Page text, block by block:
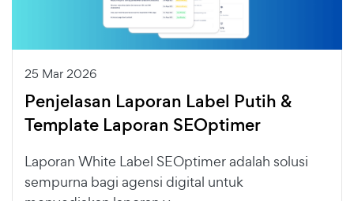
25 Mar 2026
Penjelasan Laporan Label Putih &
Template Laporan SEOptimer
Laporan White Label SEOptimer adalah solusi
sempurna bagi agensi digital untuk